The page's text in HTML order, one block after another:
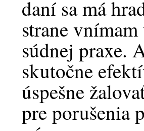
daní sa má
strane
súdnej praxe.
skutočne
úspešne
pre porušenia